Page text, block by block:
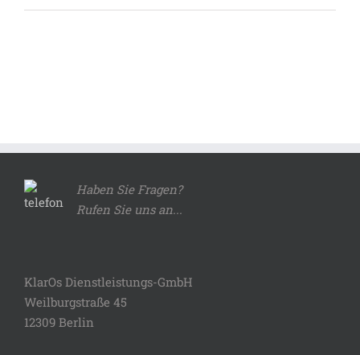
Haben Sie Fragen?
Rufen Sie uns an...
KlarOs Dienstleistungs-GmbH
Weilburgstraße 45
12309 Berlin